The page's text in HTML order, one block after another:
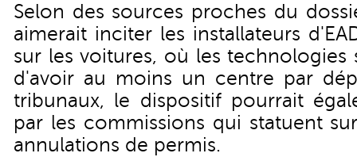
Selon des sources proches du
aimerait inciter les installateurs
sur les voitures, où les technologies
d'avoir au moins un centre par
tribunaux, le dispositif pourrait
par les commissions qui statuent
annulations de permis.